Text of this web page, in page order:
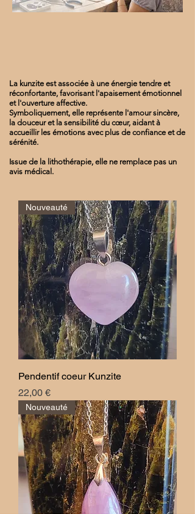
La kunzite est associée à une énergie tendre et
réconfortante, favorisant l'apaisement émotionnel
et l'ouverture affective.
Symboliquement, elle représente l'amour sincère,
la douceur et la sensibilité du cœur, aidant à
accueillir les émotions avec plus de confiance et de
sérénité.
Issue de la lithothérapie, elle ne remplace pas un
avis médical.
Nouveauté
Pendentif coeur Kunzite
Prix
22,00 €
Nouveauté